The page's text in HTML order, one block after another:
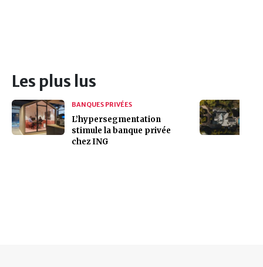
Les plus lus
BANQUES PRIVÉES
L’hypersegmentation
stimule la banque privée
chez ING